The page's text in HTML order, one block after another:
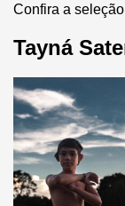
Confira a
Tayná